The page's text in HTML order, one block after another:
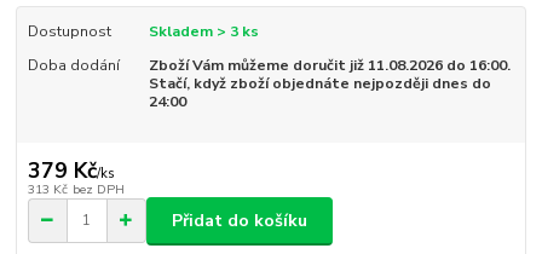
Dostupnost
Skladem > 3 ks
Doba dodání
Zboží Vám můžeme doručit již 11.08.2026 do 16:00.
Stačí, když zboží objednáte nejpozději dnes do
24:00
379 Kč/ks
313 Kč bez DPH
Přidat do košíku